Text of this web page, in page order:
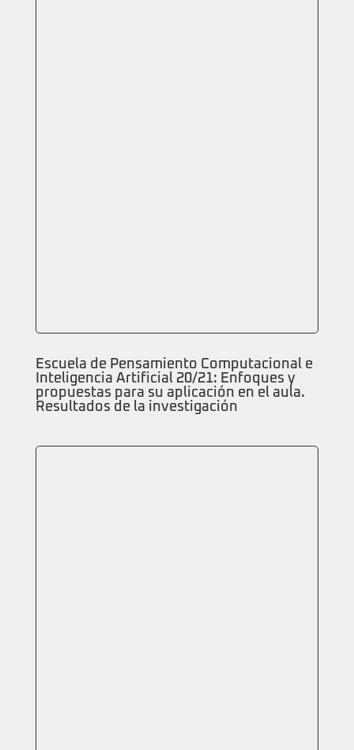
Escuela de Pensamiento Computacional e
Inteligencia Artificial 20/21: Enfoques y
propuestas para su aplicación en el aula.
Resultados de la investigación